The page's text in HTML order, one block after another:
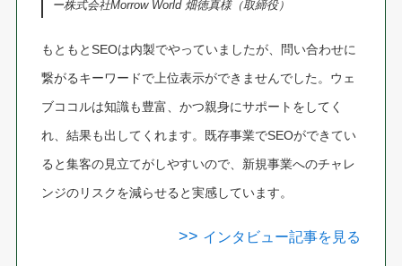
ー株式会社Morrow World 畑徳真様（取締役）
もともとSEOは内製でやっていましたが、問い合わせに
繋がるキーワードで上位表示ができませんでした。ウェ
ブココルは知識も豊富、かつ親身にサポートをしてく
れ、結果も出してくれます。既存事業でSEOができてい
ると集客の見立てがしやすいので、新規事業へのチャレ
ンジのリスクを減らせると実感しています。
>> インタビュー記事を見る